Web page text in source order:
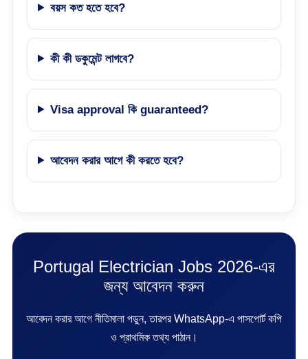
বয়স কত হতে হবে?
কী কী ডকুমেন্ট লাগবে?
Visa approval কি guaranteed?
আবেদন করার আগে কী করতে হবে?
Portugal Electrician Jobs 2026-এর
জন্য আবেদন করুন
আবেদন করার আগে নীতিমালা পড়ুন, তারপর WhatsApp-এ পাসপোর্ট কপি
ও প্রাথমিক তথ্য পাঠান।